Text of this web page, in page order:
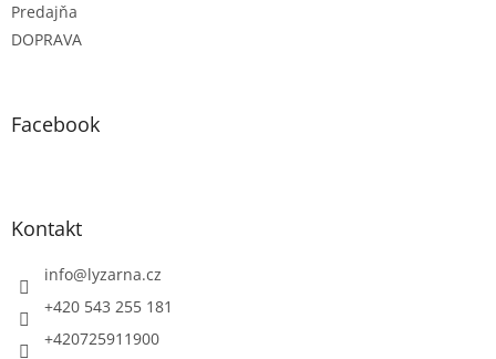
Predajňa
DOPRAVA
Facebook
Kontakt
info@lyzarna.cz
+420 543 255 181
+420725911900